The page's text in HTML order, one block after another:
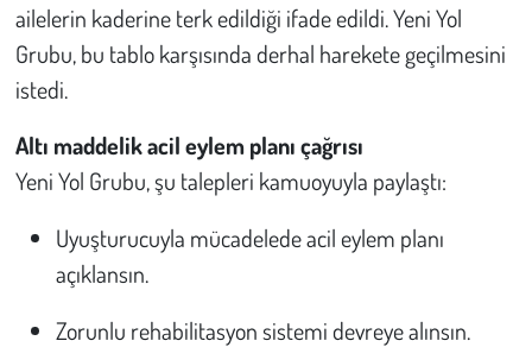
ailelerin kaderine terk edildiği ifade edildi. Yeni Yol
Grubu, bu tablo karşısında derhal harekete geçilmesini
istedi.
Altı maddelik acil eylem planı çağrısı
Yeni Yol Grubu, şu talepleri kamuoyuyla paylaştı:
Uyuşturucuyla mücadelede acil eylem planı
açıklansın.
Zorunlu rehabilitasyon sistemi devreye alınsın.